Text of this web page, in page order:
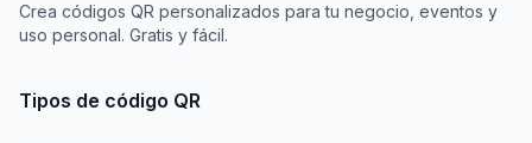
Crea códigos QR personalizados para tu negocio, eventos y
uso personal. Gratis y fácil.
Tipos de código QR